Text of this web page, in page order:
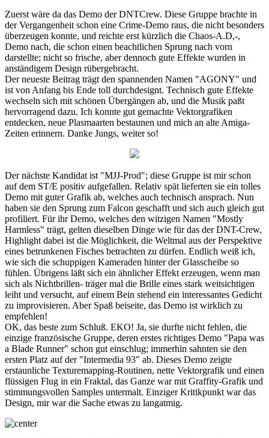
Zuerst wäre da das Demo der DNTCrew. Diese Gruppe brachte in
der Vergangenheit schon eine Crime-Demo raus, die nicht besonders
überzeugen konnte, und reichte erst kürzlich die Chaos-A.D,-,
Demo nach, die schon einen beachtlichen Sprung nach vorn
darstellte; nicht so frische, aber dennoch gute Effekte wurden in
anständigem Design rübergebracht.
Der neueste Beitrag trägt den spannenden Namen "AGONY" und
ist von Anfang bis Ende toll durchdesignt. Technisch gute Effekte
wechseln sich mit schönen Übergängen ab, und die Musik paßt
hervorragend dazu. Ich konnte gut gemachte Vektorgrafiken
entdecken, neue Plasmaarten bestaunen und mich an alte Amiga-
Zeiten erinnern. Danke Jungs, weiter so!
Der nächste Kandidat ist "MJJ-Prod"; diese Gruppe ist mir schon
auf dem ST/E positiv aufgefallen. Relativ spät lieferten sie ein tolles
Demo mit guter Grafik ab, welches auch technisch ansprach. Nun
haben sie den Sprung zum Falcon geschafft und sich auch gleich gut
profiliert. Für ihr Demo, welches den witzigen Namen "Mostly
Harmless" trägt, gelten dieselben Dinge wie für das der DNT-Crew,
Highlight dabei ist die Möglichkeit, die Weltmal aus der Perspektive
eines betrunkenen Fisches betrachten zu dürfen. Endlich weiß ich,
wie sich die schuppigen Kameraden hinter der Glasscheibe so
fühlen. Übrigens läßt sich ein ähnlicher Effekt erzeugen, wenn man
sich als Nichtbrillen- träger mal die Brille eines stark weitsichtigen
leiht und versucht, auf einem Bein stehend ein interessantes Gedicht
zu improvisieren. Aber Spaß beiseite, das Demo ist wirklich zu
empfehlen!
OK, das beste zum Schluß. EKO! Ja, sie durfte nicht fehlen, die
einzige französische Gruppe, deren erstes richtiges Demo "Papa was
a Blade Runner" schon gut einschlug; immerhin sahnten sie den
ersten Platz auf der "Intermedia 93" ab. Dieses Demo zeigte
erstaunliche Texturemapping-Routinen, nette Vektorgrafik und einen
flüssigen Flug in ein Fraktal, das Ganze war mit Graffity-Grafik und
stimmungsvollen Samples untermalt. Einziger Kritikpunkt war das
Design, mir war die Sache etwas zu langatmig.